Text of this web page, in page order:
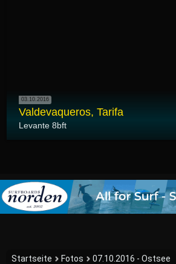
03.10.2016
Valdevaqueros, Tarifa
Levante 8bft
Startseite Fotos 07.10.2016 - Ostsee